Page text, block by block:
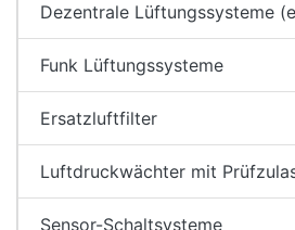
Dezentrale Lüftungssysteme
Funk Lüftungssysteme
Ersatzluftfilter
Luftdruckwächter mit
Sensor-Schaltsysteme